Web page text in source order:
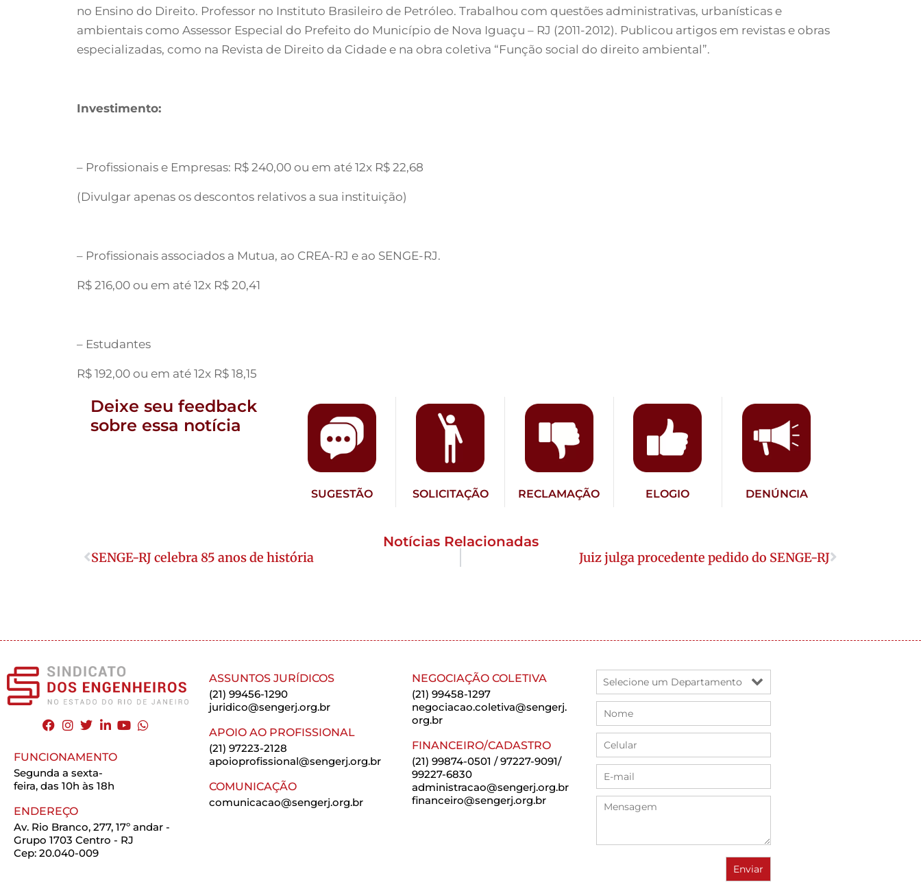
no Ensino do Direito. Professor no Instituto Brasileiro de Petróleo. Trabalhou com questões administrativas, urbanísticas e
ambientais como Assessor Especial do Prefeito do Município de Nova Iguaçu – RJ (2011-2012). Publicou artigos em revistas e obras
especializadas, como na Revista de Direito da Cidade e na obra coletiva “Função social do direito ambiental”.
Investimento:
– Profissionais e Empresas: R$ 240,00 ou em até 12x R$ 22,68
(Divulgar apenas os descontos relativos a sua instituição)
– Profissionais associados a Mutua, ao CREA-RJ e ao SENGE-RJ.
R$ 216,00 ou em até 12x R$ 20,41
– Estudantes
R$ 192,00 ou em até 12x R$ 18,15
Deixe seu feedback
sobre essa notícia
SUGESTÃO SOLICITAÇÃO RECLAMAÇÃO ELOGIO DENÚNCIA
Notícias Relacionadas
SENGE-RJ celebra 85 anos de história Juiz julga procedente pedido do SENGE-RJ
FUNCIONAMENTO
Segunda a sexta-
feira, das 10h às 18h
ENDEREÇO
Av. Rio Branco, 277, 17º andar -
Grupo 1703 Centro - RJ
Cep: 20.040-009
ASSUNTOS JURÍDICOS
(21) 99456-1290
juridico@sengerj.org.br
APOIO AO PROFISSIONAL
(21) 97223-2128
apoioprofissional@sengerj.org.br
COMUNICAÇÃO
comunicacao@sengerj.org.br
NEGOCIAÇÃO COLETIVA
(21) 99458-1297
negociacao.coletiva@sengerj.
org.br
FINANCEIRO/CADASTRO
(21) 99874-0501 / 97227-9091/
99227-6830
administracao@sengerj.org.br
financeiro@sengerj.org.br